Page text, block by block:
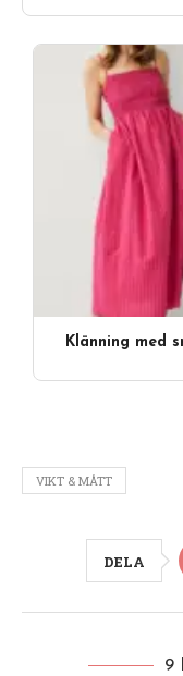
Klänning med
VIKT & MÅTT
DELA
9